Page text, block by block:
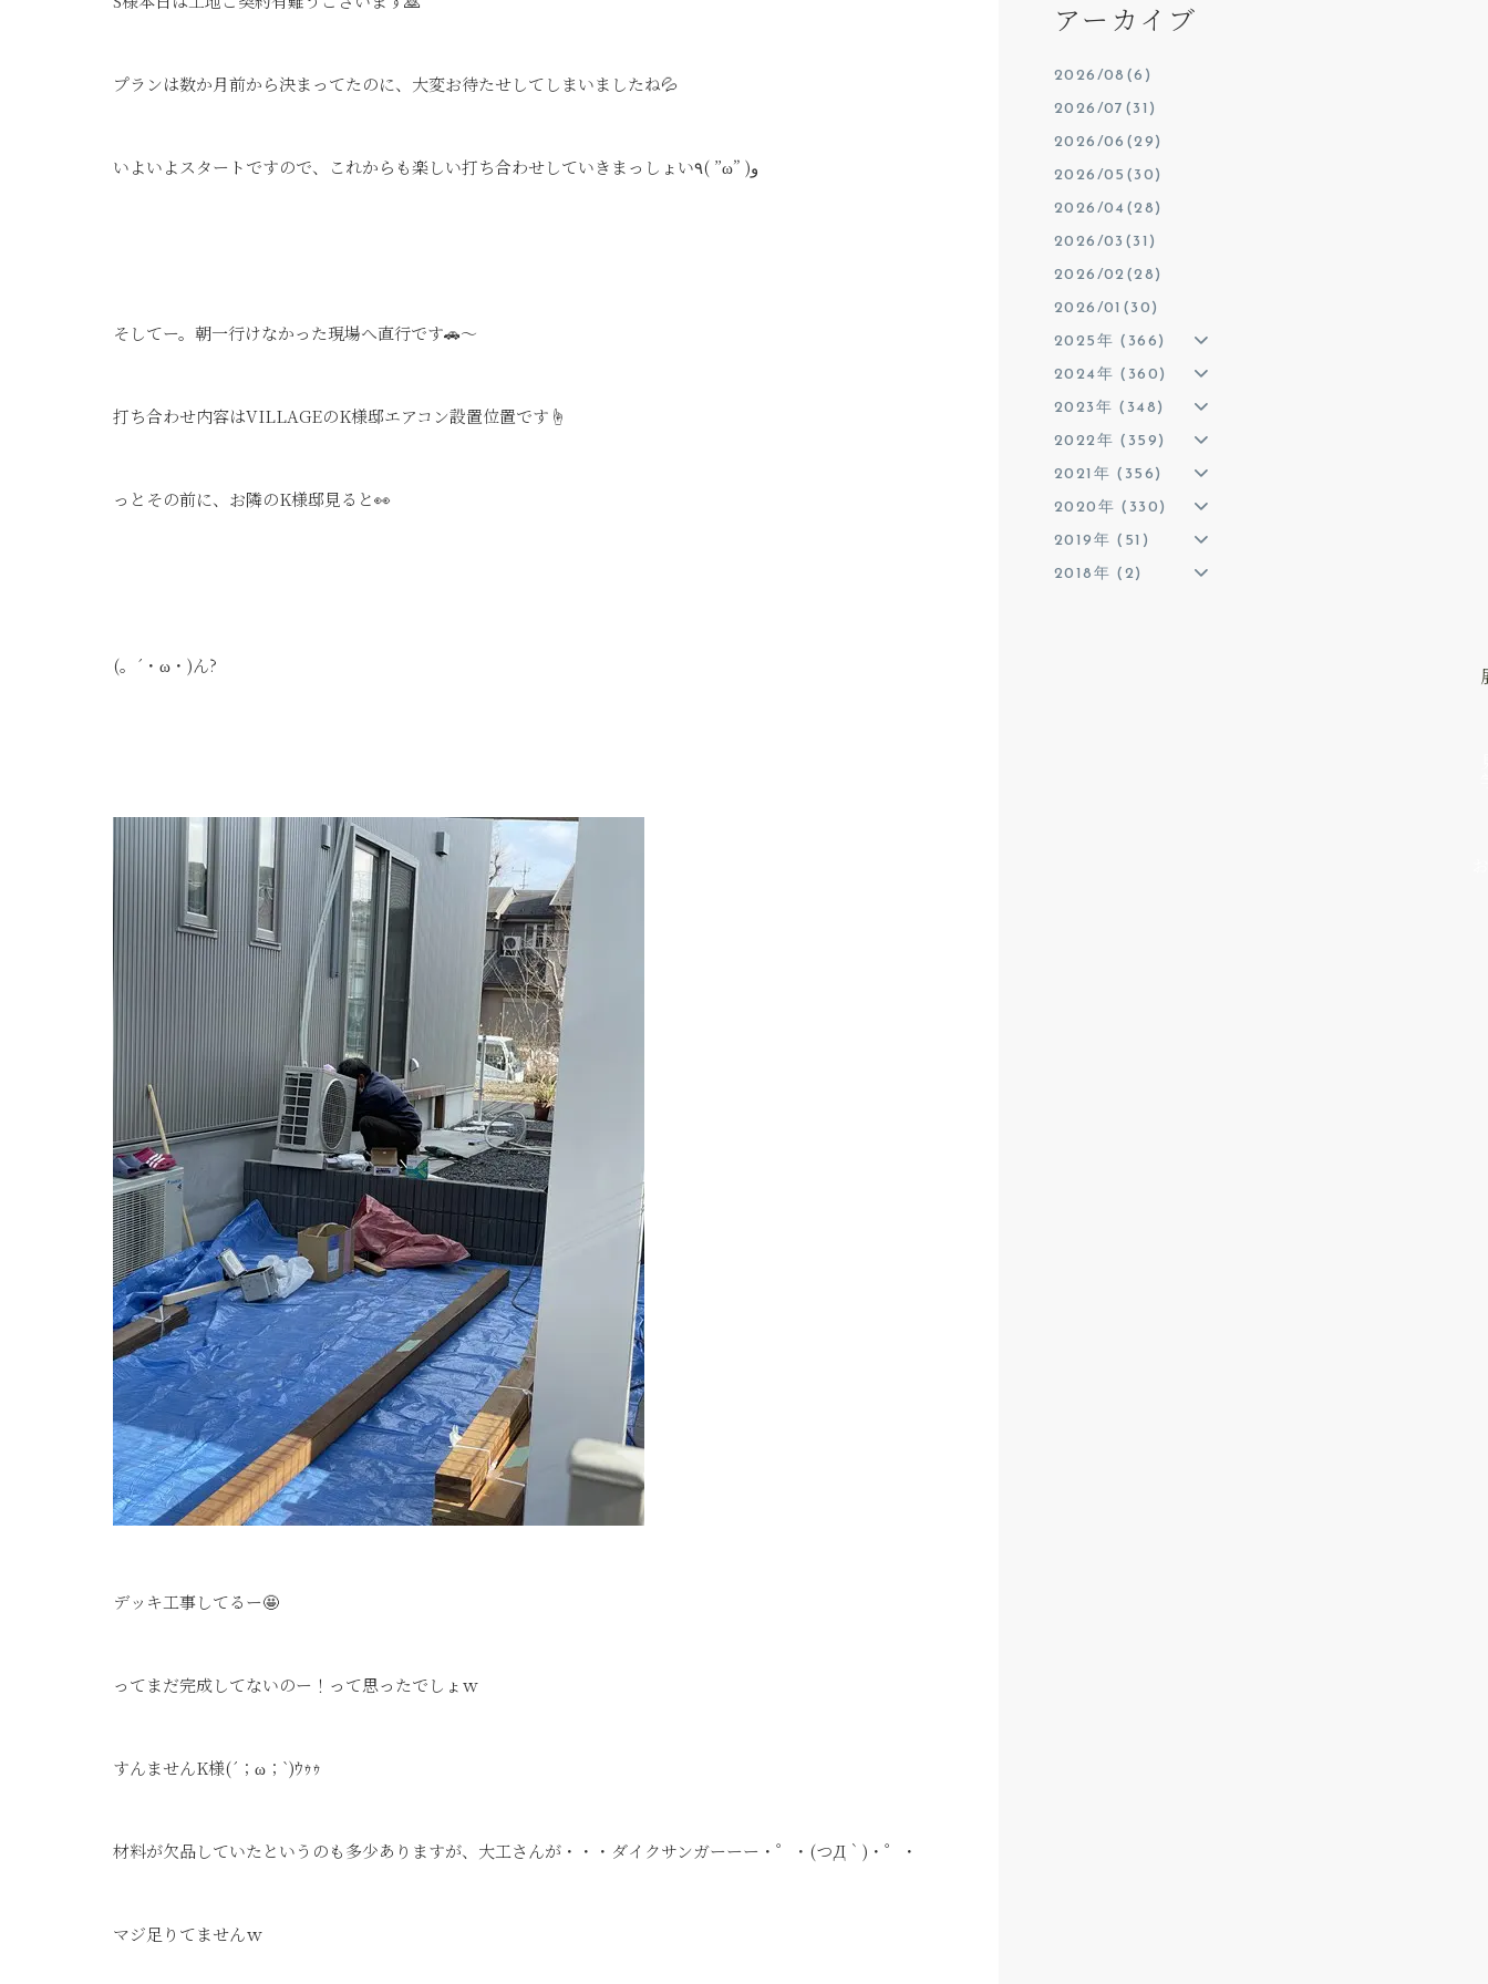
プランは数か月前から決まってたのに、大変お待たせしてしまいましたね💦
いよいよスタートですので、これからも楽しい打ち合わせしていきまっしょい٩( ”ω” )و
そしてー。朝一行けなかった現場へ直行です🚗～
打ち合わせ内容はVILLAGEのK様邸エアコン設置位置です☝
っとその前に、お隣のK様邸見ると👀
(。´・ω・)ん?
デッキ工事してるー🤩
ってまだ完成してないのー！って思ったでしょｗ
すんませんK様(´；ω；`)ｳｩｩ
材料が欠品していたというのも多少ありますが、大工さんが・・・ダイクサンガーーー ・゜・(つД｀)・゜・
マジ足りてませんｗ
アーカイブ
2026/08(6)
2026/07(31)
2026/06(29)
2026/05(30)
2026/04(28)
2026/03(31)
2026/02(28)
2026/01(30)
2025年 (366)
2024年 (360)
2023年 (348)
2022年 (359)
2021年 (356)
2020年 (330)
2019年 (51)
2018年 (2)